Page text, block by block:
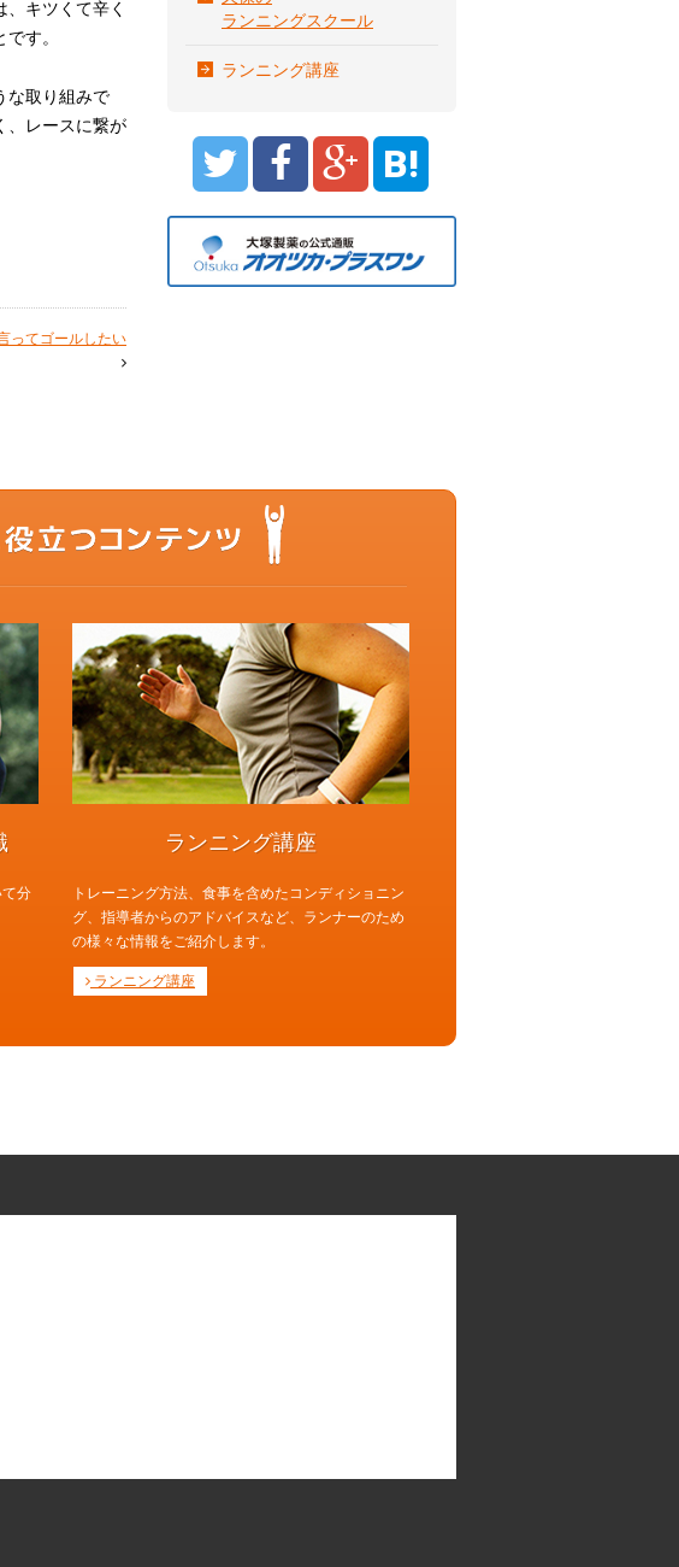
キツくて辛く
す。
な取り組みで
、レースに繋が
ってゴールしたい
ランニングスクール
ランニング講座
B!
もっと動ける体を目指すあなた
分
ランニング講座
トレーニング方法、食事を含めたコンディショニン
グ、指導者からのアドバイスなど、ランナーのため
の様々な情報をご紹介します。
ランニング講座